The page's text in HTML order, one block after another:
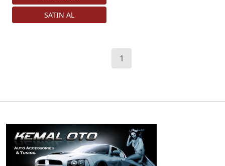
1